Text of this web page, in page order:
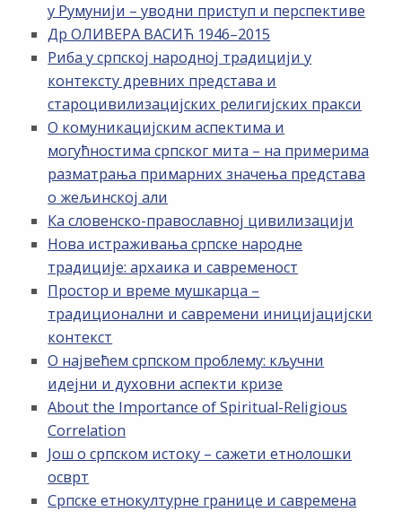
у Румунији – уводни приступ и перспективе
Др ОЛИВЕРА ВАСИЋ 1946–2015
Риба у српској народној традицији у
контексту древних представа и
староцивилизацијских религијских пракси
О комуникацијским аспектима и
могућностима српског мита – на примерима
разматрања примарних значења представа
о жељинској али
Ка словенско-православној цивилизацији
Нова истраживања српске народне
традиције: архаика и савременост
Простор и време мушкарца –
традиционални и савремени иницијацијски
контекст
О највећем српском проблему: кључни
идејни и духовни аспекти кризе
About the Importance of Spiritual-Religious
Correlation
Још о српском истоку – сажети етнолошки
осврт
Српске етнокултурне границе и савремена